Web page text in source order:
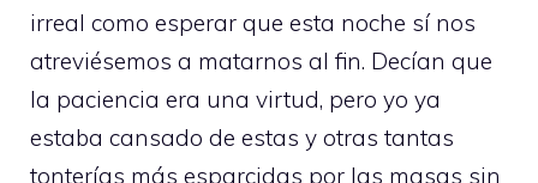
irreal como esperar que esta noche sí nos
atreviésemos a matarnos al fin. Decían que
la paciencia era una virtud, pero yo ya
estaba cansado de estas y otras tantas
tonterías más esparcidas por las masas sin